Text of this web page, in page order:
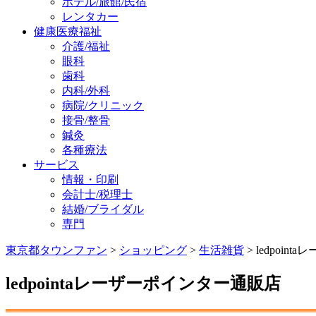
レンタカー
健康医療福祉
介護/福祉
眼科
歯科
内科/外科
病院/クリニック
接骨/整骨
鍼灸
各種療法
サービス
情報・印刷
会計士/税理士
結婚/ブライダル
専門
東京都タウンファン > ショッピング > 生活雑貨 > ledpointaレ
ledpointaレーザーポインター通販店